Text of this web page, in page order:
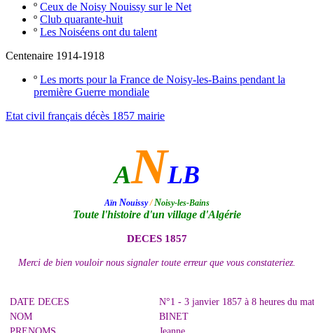
º Ceux de Noisy Nouissy sur le Net
º Club quarante-huit
º Les Noiséens ont du talent
Centenaire 1914-1918
º Les morts pour la France de Noisy-les-Bains pendant la
première Guerre mondiale
Etat civil français décès 1857 mairie
ANLB
Aïn Nouissy/Noisy-les-Bains
Toute l'histoire d'un village d'Algérie
DECES 1857
Merci de bien vouloir nous signaler toute erreur que vous constateriez.
DATE DECES
N°1 - 3 janvier 1857 à 8 heures du
NOM
BINET